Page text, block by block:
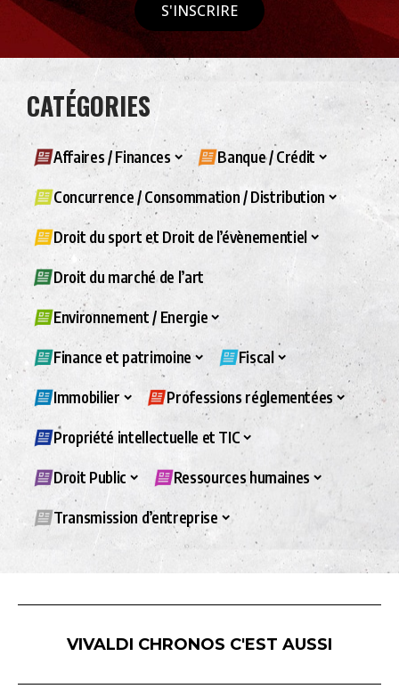
S'INSCRIRE
CATÉGORIES
Affaires / Finances Banque / Crédit
Concurrence / Consommation / Distribution
Droit du sport et Droit de l’évènementiel
Droit du marché de l’art
Environnement / Energie
Finance et patrimoine Fiscal
Immobilier Professions réglementées
Propriété intellectuelle et TIC
Droit Public Ressources humaines
Transmission d’entreprise
VIVALDI CHRONOS C'EST AUSSI